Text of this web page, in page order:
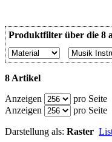
Produktfilter über die 8
8 Artikel
Anzeigen
pro Seite
Anzeigen
pro Seite
Darstellung als: Raster